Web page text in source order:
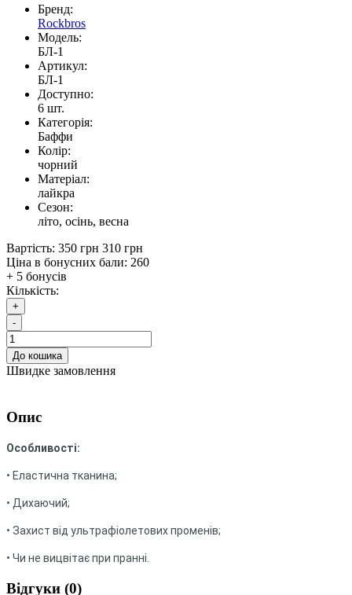
Бренд:
Rockbros
Модель:
БЛ-1
Артикул:
БЛ-1
Доступно:
6 шт.
Категорія:
Баффи
Колір:
чорний
Матеріал:
лайкра
Сезон:
літо, осінь, весна
Вартість: 350 грн 310 грн
Ціна в бонусних бали: 260
+ 5 бонусів
Кількість:
+
-
До кошика
Швидке замовлення
Опис
Особливості:
• Еластична тканина;
• Дихаючий;
• Захист від ультрафіолетових променів;
• Чи не вицвітає при пранні.
Відгуки (0)